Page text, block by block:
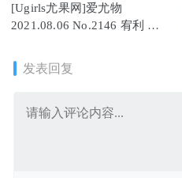
[Ugirls尤果网]爱尤物
2021.08.06 No.2146 宥利 帐
发表回复